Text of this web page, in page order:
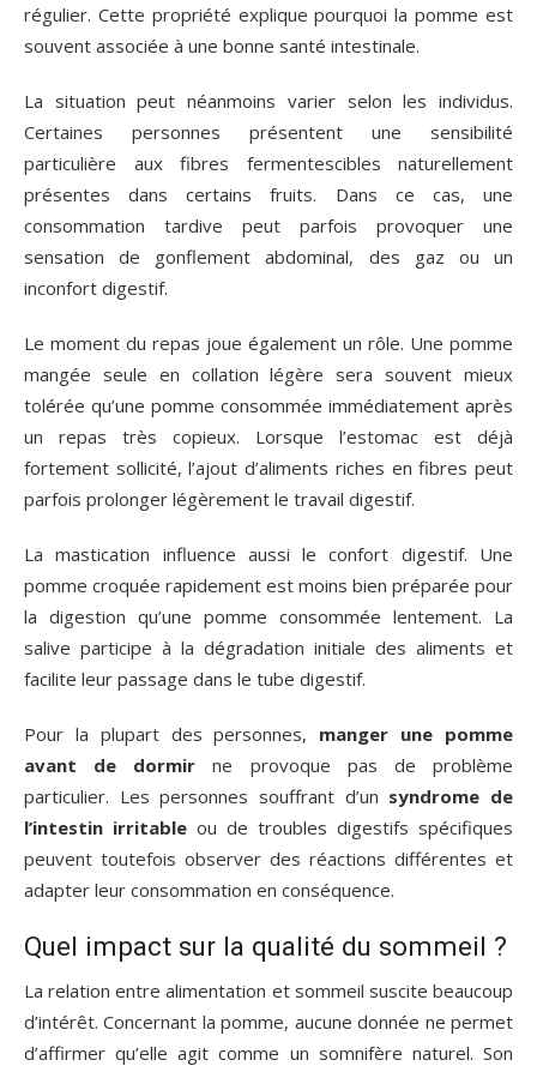
régulier. Cette propriété explique pourquoi la pomme est
souvent associée à une bonne santé intestinale.
La situation peut néanmoins varier selon les individus.
Certaines personnes présentent une sensibilité
particulière aux fibres fermentescibles naturellement
présentes dans certains fruits. Dans ce cas, une
consommation tardive peut parfois provoquer une
sensation de gonflement abdominal, des gaz ou un
inconfort digestif.
Le moment du repas joue également un rôle. Une pomme
mangée seule en collation légère sera souvent mieux
tolérée qu’une pomme consommée immédiatement après
un repas très copieux. Lorsque l’estomac est déjà
fortement sollicité, l’ajout d’aliments riches en fibres peut
parfois prolonger légèrement le travail digestif.
La mastication influence aussi le confort digestif. Une
pomme croquée rapidement est moins bien préparée pour
la digestion qu’une pomme consommée lentement. La
salive participe à la dégradation initiale des aliments et
facilite leur passage dans le tube digestif.
Pour la plupart des personnes, manger une pomme
avant de dormir ne provoque pas de problème
particulier. Les personnes souffrant d’un syndrome de
l’intestin irritable ou de troubles digestifs spécifiques
peuvent toutefois observer des réactions différentes et
adapter leur consommation en conséquence.
Quel impact sur la qualité du sommeil ?
La relation entre alimentation et sommeil suscite beaucoup
d’intérêt. Concernant la pomme, aucune donnée ne permet
d’affirmer qu’elle agit comme un somnifère naturel. Son